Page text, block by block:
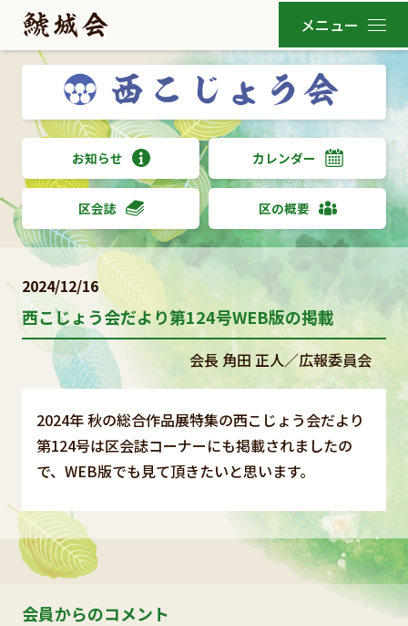
お知らせ カレンダー
区会誌 区の概要
2024/12/16
西こじょう会だより第124号WEB版の掲載
会長 角田 正人／広報委員会
2024年 秋の総合作品展特集の西こじょう会だより
第124号は区会誌コーナーにも掲載されましたの
で、WEB版でも見て頂きたいと思います。
会員からのコメント